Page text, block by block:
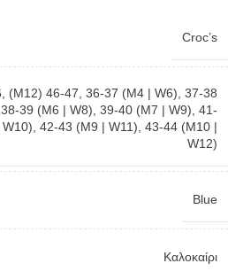
Croc’s
, (M12) 46-47, 36-37 (M4 | W6), 37-38
38-39 (M6 | W8), 39-40 (M7 | W9), 41-
, 42-43 (M9 | W11), 43-44 (M10 |
W12)
Blue
Καλοκαίρι